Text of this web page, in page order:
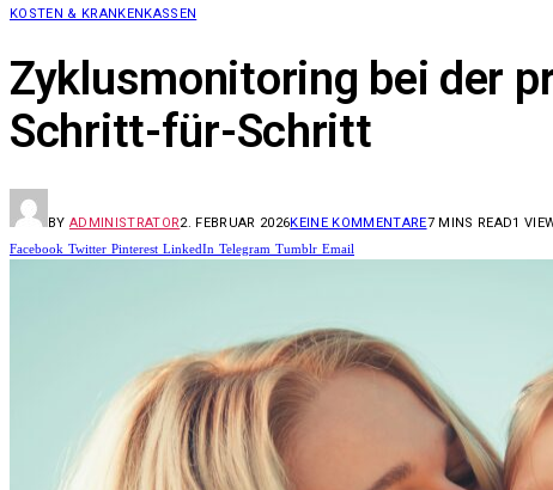
KOSTEN & KRANKENKASSEN
Zyklusmonitoring bei der
Schritt-für-Schritt
BY ADMINISTRATOR2. FEBRUAR 2026KEINE KOMMENTARE7 MINS READ1
Facebook Twitter Pinterest LinkedIn Telegram Tumblr Email